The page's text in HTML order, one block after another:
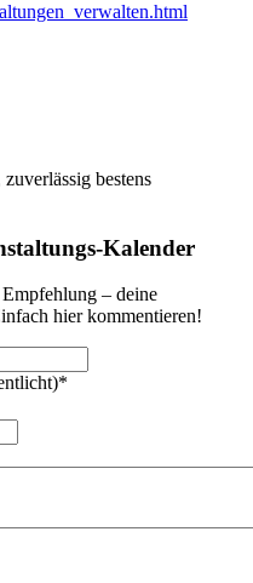
bestens
Kalender
– deine
hier kommentieren!
*